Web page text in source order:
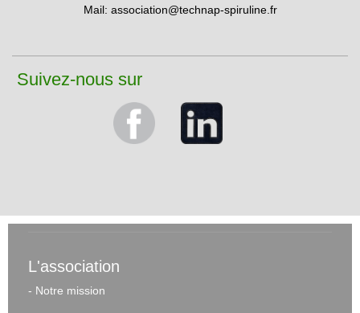
Mail: association@technap-spiruline.fr
Suivez-nous sur
L'association
- Notre mission